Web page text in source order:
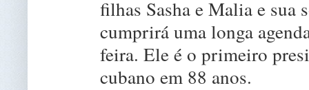
filhas Sasha e Malia e sua
cumprirá uma longa
feira. Ele é o primeiro
cubano em 88 anos.